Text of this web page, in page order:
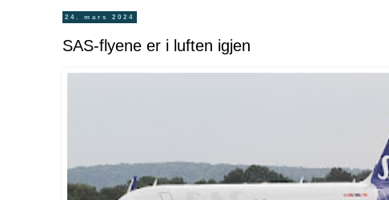
24. mars 2024
SAS-flyene er i luften igjen